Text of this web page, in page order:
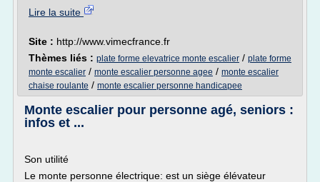
Lire la suite
Site : http://www.vimecfrance.fr
Thèmes liés : plate forme elevatrice monte escalier / plate forme
monte escalier / monte escalier personne agee / monte escalier
chaise roulante / monte escalier personne handicapee
Monte escalier pour personne agé, seniors :
infos et ...
Son utilité
Le monte personne électrique: est un siège élévateur